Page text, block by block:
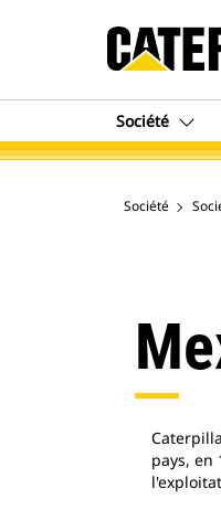
Société
Société
pays, en